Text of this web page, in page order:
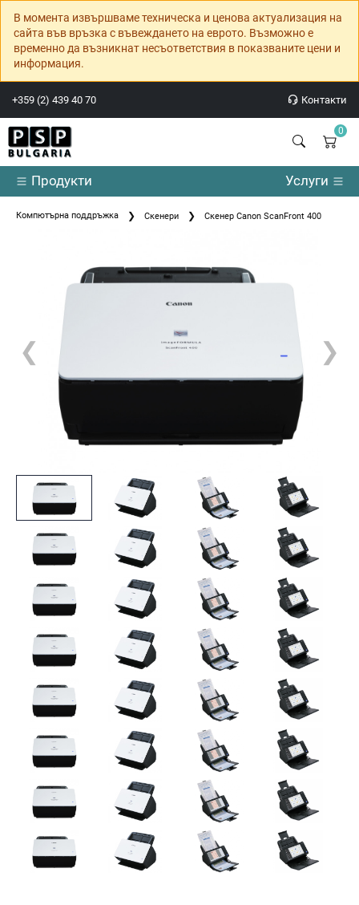
В момента извършваме техническа и ценова актуализация на
сайта във връзка с въвеждането на еврото. Възможно е
временно да възникнат несъответствия в показваните цени и
информация.
+359 (2) 439 40 70 Контакти
0
Продукти Услуги
Компютърна поддръжка Скенери Скенер Canon ScanFront 400
❮ ❯